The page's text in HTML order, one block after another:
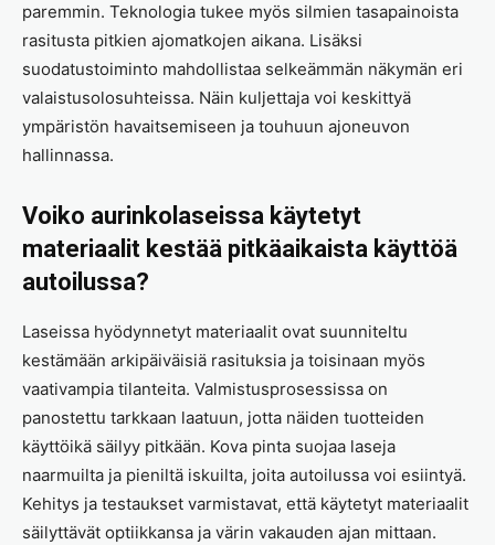
paremmin. Teknologia tukee myös silmien tasapainoista
rasitusta pitkien ajomatkojen aikana. Lisäksi
suodatustoiminto mahdollistaa selkeämmän näkymän eri
valaistusolosuhteissa. Näin kuljettaja voi keskittyä
ympäristön havaitsemiseen ja touhuun ajoneuvon
hallinnassa.
Voiko aurinkolaseissa käytetyt
materiaalit kestää pitkäaikaista käyttöä
autoilussa?
Laseissa hyödynnetyt materiaalit ovat suunniteltu
kestämään arkipäiväisiä rasituksia ja toisinaan myös
vaativampia tilanteita. Valmistusprosessissa on
panostettu tarkkaan laatuun, jotta näiden tuotteiden
käyttöikä säilyy pitkään. Kova pinta suojaa laseja
naarmuilta ja pieniltä iskuilta, joita autoilussa voi esiintyä.
Kehitys ja testaukset varmistavat, että käytetyt materiaalit
säilyttävät optiikkansa ja värin vakauden ajan mittaan.